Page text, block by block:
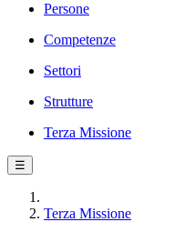
Persone
Competenze
Settori
Strutture
Terza Missione
☰
Terza Missione